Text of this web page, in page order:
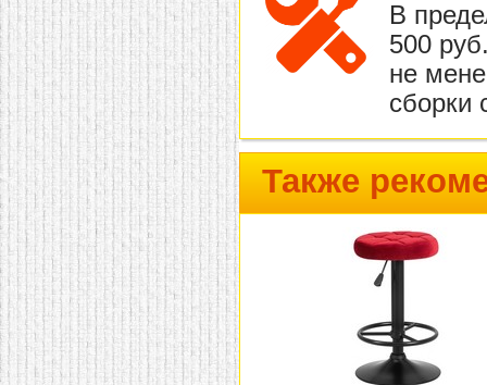
В
500
не
сборки
Также